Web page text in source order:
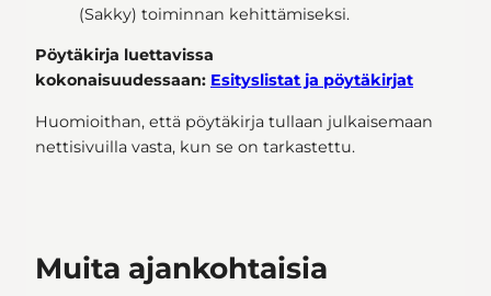
(Sakky) toiminnan kehittämiseksi.
Pöytäkirja luettavissa
kokonaisuudessaan: Esityslistat ja pöytäkirjat
Huomioithan, että pöytäkirja tullaan julkaisemaan
nettisivuilla vasta, kun se on tarkastettu.
Muita ajankohtaisia